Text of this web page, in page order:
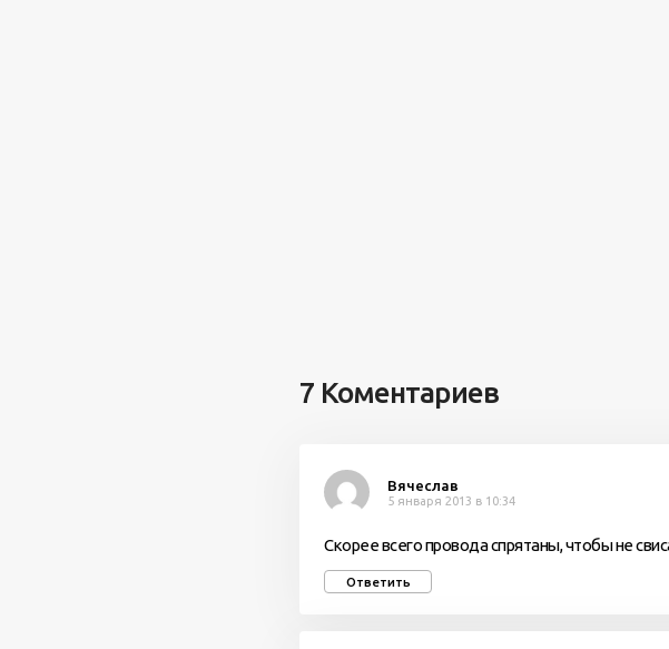
7 Коментариев
Вячеслав
5 января 2013 в 10:34
Скорее всего провода спрятаны, чтобы не
Ответить